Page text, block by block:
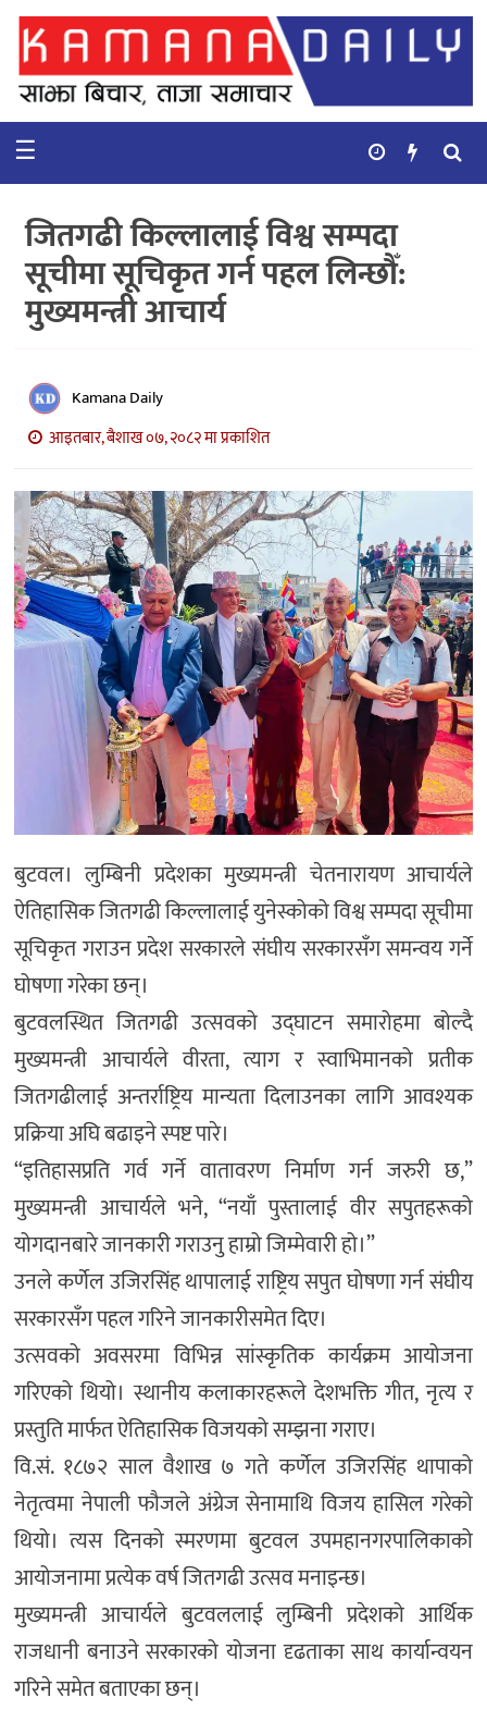
गृहपृष्ठ
समाचार
कुटनिती
कुराकानी
अर्थ
र
भिडियो
सिफारिस
☰
जितगढी किल्लालाई विश्व सम्पदा
सूचीमा सूचिकृत गर्न पहल लिन्छौँ:
मुख्यमन्त्री आचार्य
Kamana Daily
आइतबार, बैशाख ०७, २०८२ मा प्रकाशित
बुटवल। लुम्बिनी प्रदेशका मुख्यमन्त्री चेतनारायण आचार्यले
ऐतिहासिक जितगढी किल्लालाई युनेस्कोको विश्व सम्पदा सूचीमा
सूचिकृत गराउन प्रदेश सरकारले संघीय सरकारसँग समन्वय गर्ने
घोषणा गरेका छन्।
बुटवलस्थित जितगढी उत्सवको उद्घाटन समारोहमा बोल्दै
मुख्यमन्त्री आचार्यले वीरता, त्याग र स्वाभिमानको प्रतीक
जितगढीलाई अन्तर्राष्ट्रिय मान्यता दिलाउनका लागि आवश्यक
प्रक्रिया अघि बढाइने स्पष्ट पारे।
“इतिहासप्रति गर्व गर्ने वातावरण निर्माण गर्न जरुरी छ,”
मुख्यमन्त्री आचार्यले भने, “नयाँ पुस्तालाई वीर सपुतहरूको
योगदानबारे जानकारी गराउनु हाम्रो जिम्मेवारी हो।”
उनले कर्णेल उजिरसिंह थापालाई राष्ट्रिय सपुत घोषणा गर्न संघीय
सरकारसँग पहल गरिने जानकारीसमेत दिए।
उत्सवको अवसरमा विभिन्न सांस्कृतिक कार्यक्रम आयोजना
गरिएको थियो। स्थानीय कलाकारहरूले देशभक्ति गीत, नृत्य र
प्रस्तुति मार्फत ऐतिहासिक विजयको सम्झना गराए।
वि.सं. १८७२ साल वैशाख ७ गते कर्णेल उजिरसिंह थापाको
नेतृत्वमा नेपाली फौजले अंग्रेज सेनामाथि विजय हासिल गरेको
थियो। त्यस दिनको स्मरणमा बुटवल उपमहानगरपालिकाको
आयोजनामा प्रत्येक वर्ष जितगढी उत्सव मनाइन्छ।
मुख्यमन्त्री आचार्यले बुटवललाई लुम्बिनी प्रदेशको आर्थिक
राजधानी बनाउने सरकारको योजना दृढताका साथ कार्यान्वयन
गरिने समेत बताएका छन्।